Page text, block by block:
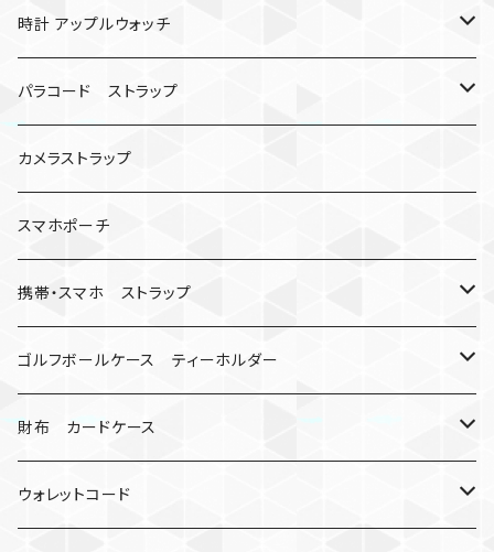
バックル無し
シャックル
数珠
コンパス
ベルトループ
クボタン
キーケース
人形
忍者
ミイラ
キャンプ道具
ナット
レザーマン
楽天ミニ ケース
iPhone
時計 アップルウォッチ
カナビラウォッチ
腕時計
アップルウォッチ
バックル
マッドマックス
パラコード ストラップ
サバイバルツール
カメラストラップ
スマホポーチ
携帯・スマホ ストラップ
ネックストラップ・ショルダーストラップ
ハンドストラップ
リングストラップ
ゴルフボールケース ティーホルダー
ゴルフマーカー
ゴルフボールケース
財布 カードケース
コインケース
ウォレットコード